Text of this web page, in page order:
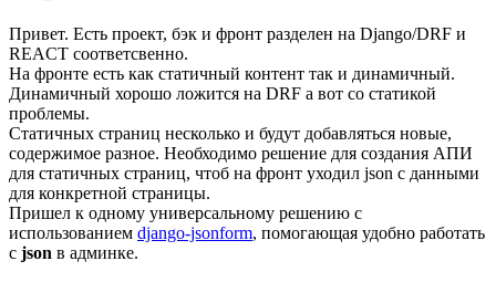
Привет. Есть проект, бэк и фронт разделен на Django/DRF и
REACT соответсвенно.
На фронте есть как статичный контент так и динамичный.
Динамичный хорошо ложится на DRF а вот со статикой
проблемы.
Статичных страниц несколько и будут добавляться новые,
содержимое разное. Необходимо решение для создания АПИ
для статичных страниц, чтоб на фронт уходил json с данными
для конкретной страницы.
Пришел к одному универсальному решению с
использованием django-jsonform, помогающая удобно работать
с json в админке.